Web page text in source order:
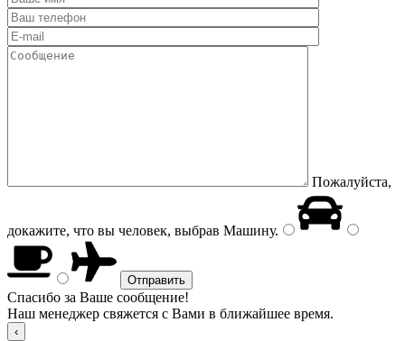
Пожалуйста,
докажите, что вы человек, выбрав Машину.
Спасибо за Ваше сообщение!
Наш менеджер свяжется с Вами в ближайшее время.